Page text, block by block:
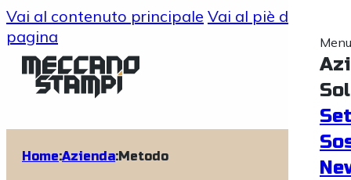
Vai al contenuto principale Vai al piè di
pagina
Menu
Home:Azienda:Metodo